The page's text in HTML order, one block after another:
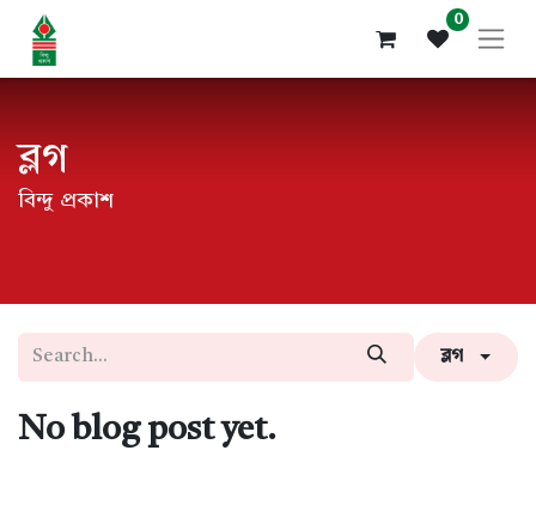
0
ব্লগ
বিন্দু প্রকাশ
ব্লগ
No blog post yet.